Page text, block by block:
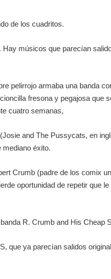
de los cuadritos.
músicos que parecían
pelirrojo armaba una banda
fresona y pegajosa que
cuatro semanas,
and The Pussycats, en
mediano éxito.
Crumb (padre de los comix
oportunidad de repetir que
R. Crumb and His Cheap
que ya parecían salidos